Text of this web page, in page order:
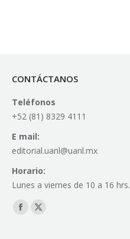
CONTÁCTANOS
Teléfonos
+52 (81) 8329 4111
E mail:
editorial.uanl@uanl.mx
Horario:
Lunes a viernes de 10 a 16 hrs.
Find us on:
Facebook
X